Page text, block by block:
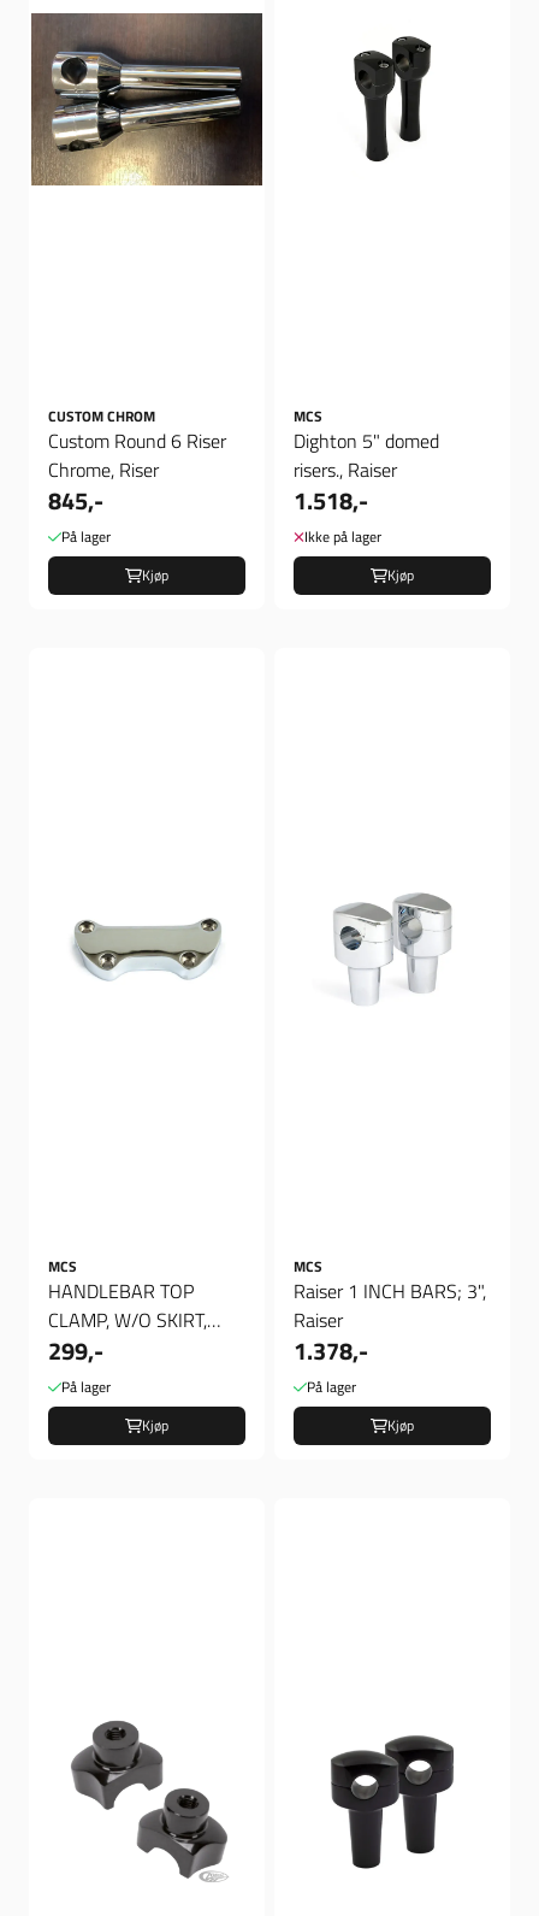
CUSTOM CHROM
Custom Round 6 Riser
Chrome, Riser
845,-
På lager
Kjøp
MCS
Dighton 5" domed
risers., Raiser
1.518,-
Ikke på lager
Kjøp
MCS
HANDLEBAR TOP
CLAMP, W/O SKIRT,
Riser Topp
299,-
På lager
Kjøp
MCS
Raiser 1 INCH BARS; 3",
Raiser
1.378,-
På lager
Kjøp